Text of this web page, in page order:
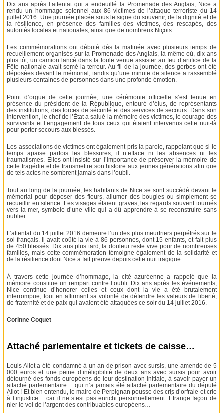
Dix ans après l’attentat qui a endeuillé la Promenade des Anglais, Nice a
rendu un hommage solennel aux 86 victimes de l’attaque terroriste du 14
juillet 2016. Une journée placée sous le signe du souvenir, de la dignité et de
la résilience, en présence des familles des victimes, des rescapés, des
autorités locales et nationales, ainsi que de nombreux Niçois.
Les commémorations ont débuté dès la matinée avec plusieurs temps de
recueillement organisés sur la Promenade des Anglais, là même où, dix ans
plus tôt, un camion lancé dans la foule venue assister au feu d’artifice de la
Fête nationale avait semé la terreur. Au fil de la journée, des gerbes ont été
déposées devant le mémorial, tandis qu’une minute de silence a rassemblé
plusieurs centaines de personnes dans une profonde émotion.
Point d’orgue de cette journée, une cérémonie officielle s’est tenue en
présence du président de la République, entouré d’élus, de représentants
des institutions, des forces de sécurité et des services de secours. Dans son
intervention, le chef de l’État a salué la mémoire des victimes, le courage des
survivants et l’engagement de tous ceux qui étaient intervenus cette nuit-là
pour porter secours aux blessés.
Les associations de victimes ont également pris la parole, rappelant que si le
temps apaise parfois les blessures, il n’efface ni les absences ni les
traumatismes. Elles ont insisté sur l’importance de préserver la mémoire de
cette tragédie et de transmettre son histoire aux jeunes générations afin que
de tels actes ne sombrent jamais dans l’oubli.
Tout au long de la journée, les habitants de Nice se sont succédé devant le
mémorial pour déposer des fleurs, allumer des bougies ou simplement se
recueillir en silence. Les visages étaient graves, les regards souvent tournés
vers la mer, symbole d’une ville qui a dû apprendre à se reconstruire sans
oublier.
L’attentat du 14 juillet 2016 demeure l’un des plus meurtriers perpétrés sur le
sol français. Il avait coûté la vie à 86 personnes, dont 15 enfants, et fait plus
de 450 blessés. Dix ans plus tard, la douleur reste vive pour de nombreuses
familles, mais cette commémoration témoigne également de la solidarité et
de la résilience dont Nice a fait preuve depuis cette nuit tragique.
À travers cette journée d’hommage, la cité azuréenne a rappelé que la
mémoire constitue un rempart contre l’oubli. Dix ans après les événements,
Nice continue d’honorer celles et ceux dont la vie a été brutalement
interrompue, tout en affirmant sa volonté de défendre les valeurs de liberté,
de fraternité et de paix qui avaient été attaquées ce soir du 14 juillet 2016.
Corinne Coquet
Attaché parlementaire et tickets de caisse…
Louis Aliot a été condamné à un an de prison avec sursis, une amende de 5
000 euros et une peine d’inéligibilité de deux ans avec sursis pour avoir
détourné des fonds européens de leur destination initiale, à savoir payer un
attaché parlementaire… qui n’a jamais été attaché parlementaire du député
Aliot ! Et bien entendu, le maire de Perpignan pousse des cris d’orfraie et crie
à l’injustice… car il ne s’est pas enrichi personnellement. Étrange façon de
nier le vol de l’argent des contribuables européens…